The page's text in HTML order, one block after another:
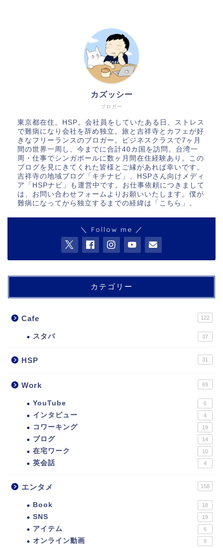
ブロガー
カズッシー
東京都在住。HSP。会社員をしていたある日、ストレス
で難病になり会社を辞め独立。旅と吉祥寺とカフェが好
きなフリーランスのブロガー。ビジネスクラスで7ヶ月
間の世界一周し、今までに合計40カ国を訪問。台湾一
周・仕事でシンガポールに数ヶ月間在住経験あり。この
ブログを見にきてくれた皆様とご縁があれば幸いです。
吉祥寺の地域ブログ「キチナビ」、HSPさん向けメディ
ア「HSPナビ」も運営中です。お仕事依頼につきまして
は、お問い合わせフォームよりお願いいたします。僕が
難病になってから独立するまでの経緯は「 こちら 」。
＼ Follow me ／
カテゴリー
Cafe 122
スタバ 37
HSP 31
Work 69
YouTube 6
インタビュー 4
コワーキング 19
ブログ 14
在宅ワーク 10
英会話 4
エンタメ 158
Book 18
SNS 19
アイテム 6
オンライン動画 9